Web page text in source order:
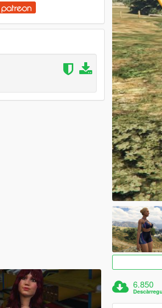
6.850